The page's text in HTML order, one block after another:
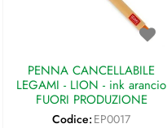
PENNA CANCELLABILE
LEGAMI - LION - ink arancio
FUORI PRODUZIONE
Codice: EP0017